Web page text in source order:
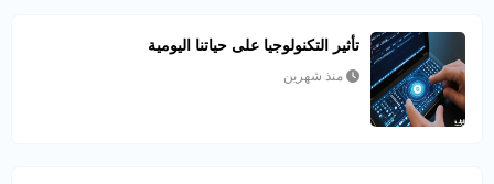
تأثير التكنولوجيا على حياتنا اليومية
منذ شهرين